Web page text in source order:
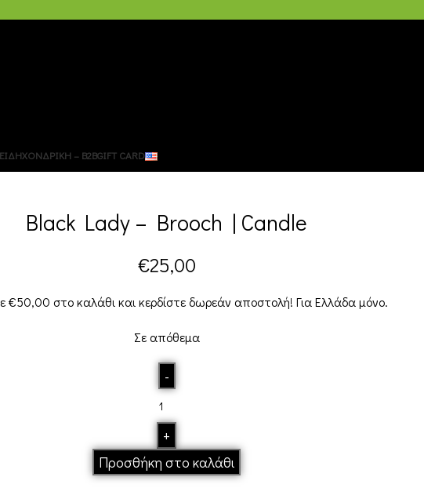
ΧΟΝΔΡΙΚΗ – B2BGIFT CARD
Black Lady – Brooch | Candle
€25,00
€50,00 στο καλάθι και κερδίστε δωρεάν αποστολή! Για Ελλάδα μόνο.
Σε απόθεμα
Προσθήκη στο καλάθι